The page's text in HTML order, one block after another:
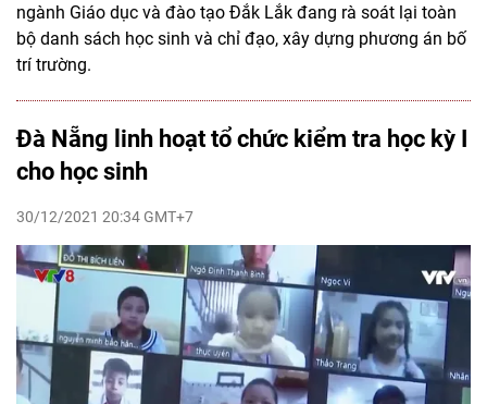
ngành Giáo dục và đào tạo Đắk Lắk đang rà soát lại toàn
bộ danh sách học sinh và chỉ đạo, xây dựng phương án bố
trí trường.
Đà Nẵng linh hoạt tổ chức kiểm tra học kỳ I
cho học sinh
30/12/2021 20:34 GMT+7